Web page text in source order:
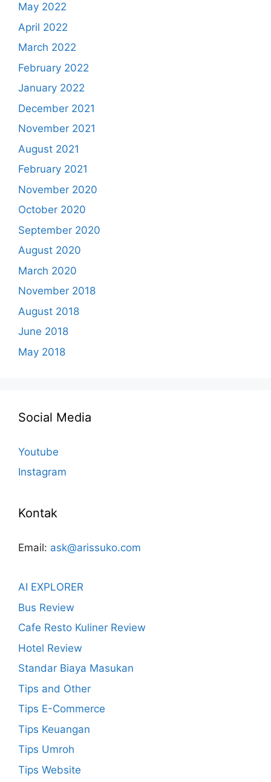
May 2022
April 2022
March 2022
February 2022
January 2022
December 2021
November 2021
August 2021
February 2021
November 2020
October 2020
September 2020
August 2020
March 2020
November 2018
August 2018
June 2018
May 2018
Social Media
Youtube
Instagram
Kontak
Email: ask@arissuko.com
AI EXPLORER
Bus Review
Cafe Resto Kuliner Review
Hotel Review
Standar Biaya Masukan
Tips and Other
Tips E-Commerce
Tips Keuangan
Tips Umroh
Tips Website